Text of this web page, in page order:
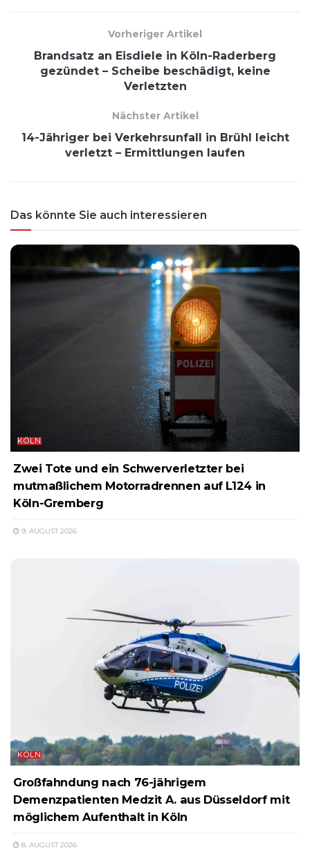
Vorheriger Artikel
Brandsatz an Eisdiele in Köln-Raderberg
gezündet – Scheibe beschädigt, keine
Verletzten
Nächster Artikel
14-Jähriger bei Verkehrsunfall in Brühl leicht
verletzt – Ermittlungen laufen
Das könnte Sie auch interessieren
KÖLN
Zwei Tote und ein Schwerverletzter bei
mutmaßlichem Motorradrennen auf L124 in
Köln-Gremberg
9. AUGUST 2026
KÖLN
Großfahndung nach 76-jährigem
Demenzpatienten Medzit A. aus Düsseldorf mit
möglichem Aufenthalt in Köln
8. AUGUST 2026